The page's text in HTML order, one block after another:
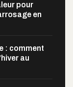
pour
en
: comment
au